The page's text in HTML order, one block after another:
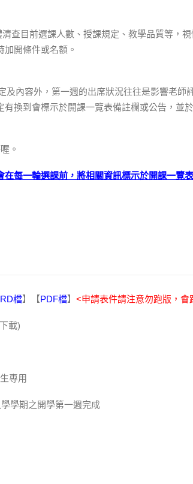
查目前選課人數、授課規定、教學品質等，
開條件或名額。
內容外，第一週的出席狀況往往是影響老師
換到會標示於開課一覽表備註欄或公告，並
。
每一輪選課前，將相關資訊標示於開課一覽
檔】【PDF檔】 <申請表件請注意勿跑版，會
載)
專用
學期之開學第一週完成